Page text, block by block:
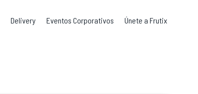
Delivery Eventos Corporativos Únete a Frutix